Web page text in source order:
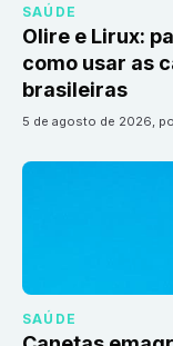
SAÚDE
Olire e Lirux:
como usar as
brasileiras
5 de agosto de 2026,
SAÚDE